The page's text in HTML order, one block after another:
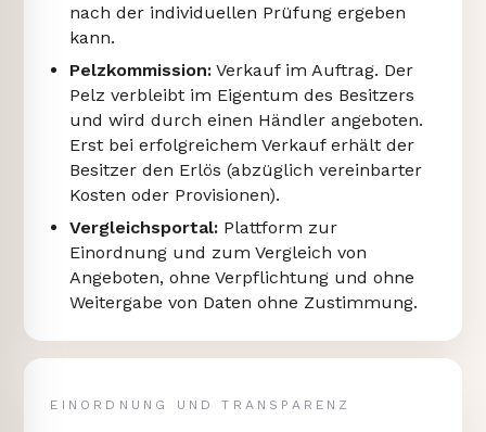
nach der individuellen Prüfung ergeben
kann.
Pelzkommission: Verkauf im Auftrag. Der
Pelz verbleibt im Eigentum des Besitzers
und wird durch einen Händler angeboten.
Erst bei erfolgreichem Verkauf erhält der
Besitzer den Erlös (abzüglich vereinbarter
Kosten oder Provisionen).
Vergleichsportal: Plattform zur
Einordnung und zum Vergleich von
Angeboten, ohne Verpflichtung und ohne
Weitergabe von Daten ohne Zustimmung.
EINORDNUNG UND TRANSPARENZ